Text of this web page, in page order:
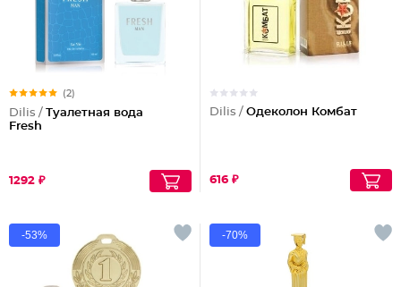
(2)
Dilis / Туалетная вода
Fresh
1292 ₽
Dilis / Одеколон Комбат
616 ₽
-53% -70%